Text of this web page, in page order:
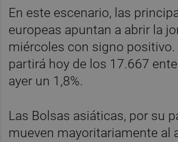
En este escenario, las
europeas apuntan a abrir la
miércoles con signo positivo.
partirá hoy de los 17.667
ayer un 1,8%.
Las Bolsas asiáticas, por su
mueven mayoritariamente al